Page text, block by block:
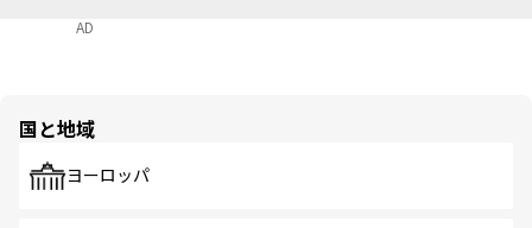
AD
国と地域
ヨーロッパ